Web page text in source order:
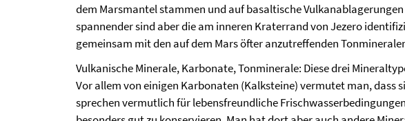
dem Marsmantel stammen und auf basaltische
spannender sind aber die am inneren Kraterrand von Jezero
gemeinsam mit den auf dem Mars öfter anzutreffenden
Vulkanische Minerale, Karbonate, Tonminerale: Diese drei
Vor allem von einigen Karbonaten (Kalksteine) vermutet man, dass
sprechen vermutlich für lebensfreundliche